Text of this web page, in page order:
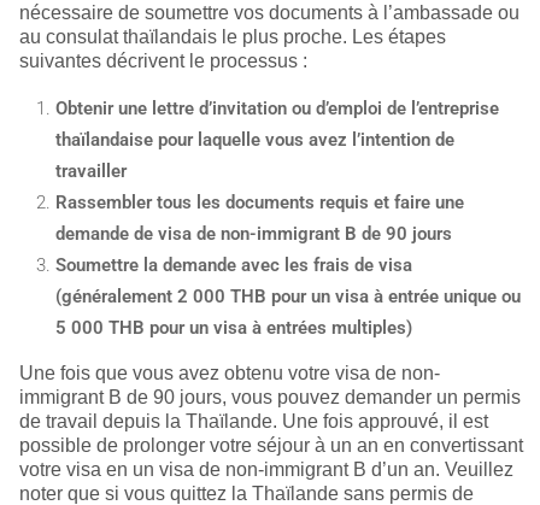
nécessaire de soumettre vos documents à l’ambassade ou
au consulat thaïlandais le plus proche. Les étapes
suivantes décrivent le processus :
Obtenir une lettre d’invitation ou d’emploi de l’entreprise
thaïlandaise pour laquelle vous avez l’intention de
travailler
Rassembler tous les documents requis et faire une
demande de visa de non-immigrant B de 90 jours
Soumettre la demande avec les frais de visa
(généralement 2 000 THB pour un visa à entrée unique ou
5 000 THB pour un visa à entrées multiples)
Une fois que vous avez obtenu votre visa de non-
immigrant B de 90 jours, vous pouvez demander un permis
de travail depuis la Thaïlande. Une fois approuvé, il est
possible de prolonger votre séjour à un an en convertissant
votre visa en un visa de non-immigrant B d’un an. Veuillez
noter que si vous quittez la Thaïlande sans permis de